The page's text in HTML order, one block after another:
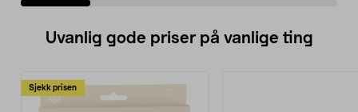
Uvanlig gode priser på vanlige ting
Sjekk prisen